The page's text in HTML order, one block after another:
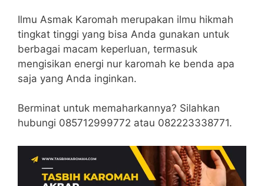
Ilmu Asmak Karomah merupakan ilmu hikmah
tingkat tinggi yang bisa Anda gunakan untuk
berbagai macam keperluan, termasuk
mengisikan energi nur karomah ke benda apa
saja yang Anda inginkan.
Berminat untuk memaharkannya? Silahkan
hubungi 085712999772 atau 082223338771.